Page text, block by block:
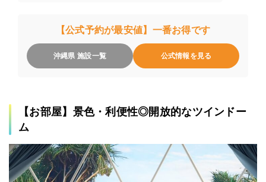
【公式予約が最安値】一番お得です
沖縄県 施設一覧 公式情報を見る
【お部屋】景色・利便性◎開放的なツインドー
ム